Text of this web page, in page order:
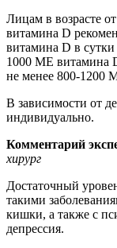
Лицам в возрасте
витамина D
витамина D в
1000 МЕ
не менее 800-1200
В зависимости от
индивидуально.
Комментарий
хирург
Достаточный
такими
кишки, а также с
депрессия.